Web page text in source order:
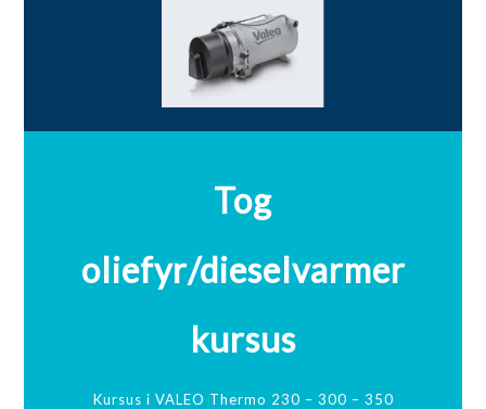
Tog
oliefyr/dieselvarmer
kursus
Kursus i VALEO Thermo 230 – 300 – 350